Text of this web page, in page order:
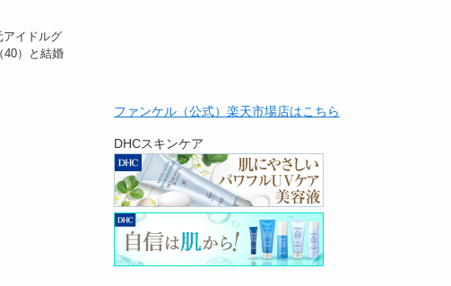
アイドルグ
40）と結婚
ファンケル（公式）楽天市場店はこちら
DHCスキンケア